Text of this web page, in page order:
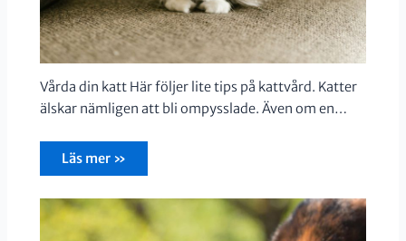
Vårda din katt Här följer lite tips på kattvård. Katter
älskar nämligen att bli ompysslade. Även om en…
Läs mer »